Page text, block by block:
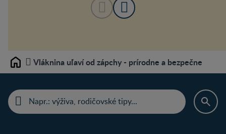
Home Vláknina uľaví od zápchy - prírodne a bezpečne